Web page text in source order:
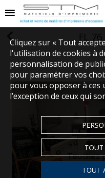
FL
Touchez
Cliquez sur « Tout
l'utilisation de cookies à
personnalisation de
pour paramétrer vos
pour vous opposer à ces
l’exception de ceux qui
TOUT
TOUT